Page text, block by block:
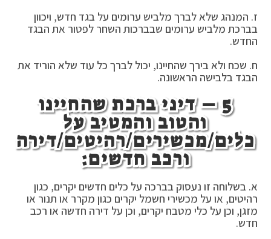
ז. המנהג שלא לברך מלביש ערומים על בגד חדש, ויכוון
בברכת מלביש ערומים שבברכות השחר לפטור את הבגד
החדש.
ח. שכח ולא בירך שהחיינו, יכול לברך כל עוד שלא הוריד את
הבגד בלבישה הראשונה.
5 – דיני ברכת שהחיינו
והטוב והמטיב על
כלים/מכשירים/רהיטים/דירה
ורכב חדשים:
א. בשלוחה זו נעסוק בברכה על כלים חדשים יקרים, כגון
רהיטים, או על מכשירי חשמל יקרים כגון מקרר או תנור או
מזגן, וכן על כלי מטבח יקרים, וכן על דירה חדשה או רכב
חדש.